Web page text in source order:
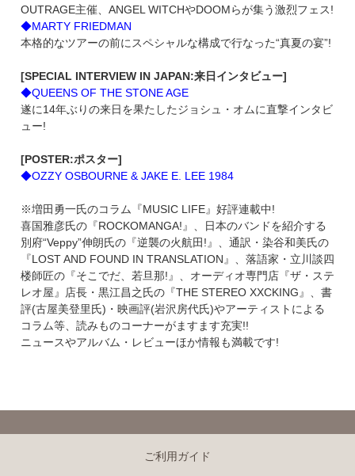
OUTRAGE主催、ANGEL WITCHやDOOMらが集う激烈フェス!
◆MARTY FRIEDMAN
本格的なツアーの前にスペシャルな構成で行なった“真夏の宴”!
[SPECIAL INTERVIEW IN JAPAN:来日インタビュー]
◆QUEENS OF THE STONE AGE
遂に14年ぶりの来日を果たしたジョシュ・オムに直撃インタビ
ュー!
[POSTER:ポスター]
◆OZZY OSBOURNE & JAKE E. LEE 1984
※増田勇一氏のコラム『MUSIC LIFE』好評連載中!
喜国雅彦氏の『ROCKOMANGA!』、日本のバンドを紹介する
別府“Veppy”伸朗氏の『逆襲の火航田!』、通訳・染谷和美氏の
『LOST AND FOUND IN TRANSLATION』、落語家・立川談四
楼師匠の『そこでだ、若旦那!』、オーディオ専門店『ザ・ステ
レオ屋』店長・黒江昌之氏の『THE STEREO XXCKING』、書
評(古屋美登里氏)・映画評(岩沢房代氏)やアーティストによる
コラム等、読みものコーナーがますます充実!!
ニュースやアルバム・レビューほか情報も満載です!
ご利用ガイド